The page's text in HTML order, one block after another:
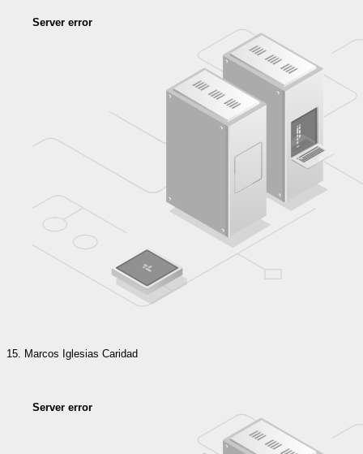
Server error
Marcos Iglesias Caridad
Server error